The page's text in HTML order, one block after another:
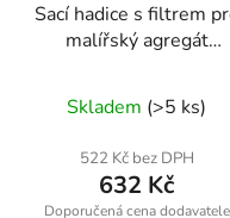
Sací hadice s filtrem
malířský agregát
1500M-WSF
Skladem (>5 ks)
522 Kč bez DPH
632 Kč